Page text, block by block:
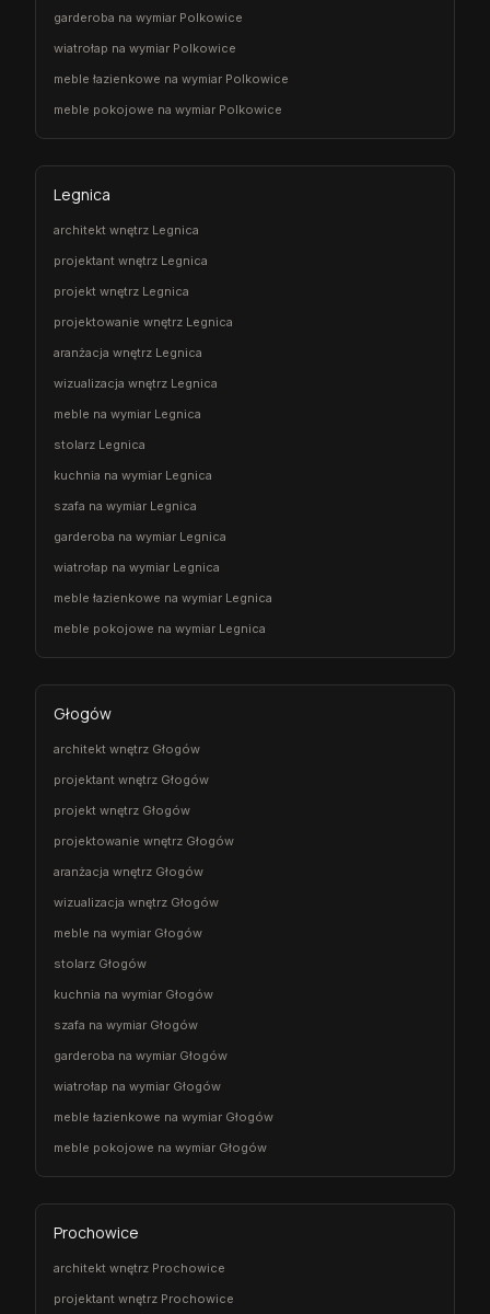
garderoba na wymiar Polkowice
wiatrołap na wymiar Polkowice
meble łazienkowe na wymiar Polkowice
meble pokojowe na wymiar Polkowice
Legnica
architekt wnętrz Legnica
projektant wnętrz Legnica
projekt wnętrz Legnica
projektowanie wnętrz Legnica
aranżacja wnętrz Legnica
wizualizacja wnętrz Legnica
meble na wymiar Legnica
stolarz Legnica
kuchnia na wymiar Legnica
szafa na wymiar Legnica
garderoba na wymiar Legnica
wiatrołap na wymiar Legnica
meble łazienkowe na wymiar Legnica
meble pokojowe na wymiar Legnica
Głogów
architekt wnętrz Głogów
projektant wnętrz Głogów
projekt wnętrz Głogów
projektowanie wnętrz Głogów
aranżacja wnętrz Głogów
wizualizacja wnętrz Głogów
meble na wymiar Głogów
stolarz Głogów
kuchnia na wymiar Głogów
szafa na wymiar Głogów
garderoba na wymiar Głogów
wiatrołap na wymiar Głogów
meble łazienkowe na wymiar Głogów
meble pokojowe na wymiar Głogów
Prochowice
architekt wnętrz Prochowice
projektant wnętrz Prochowice